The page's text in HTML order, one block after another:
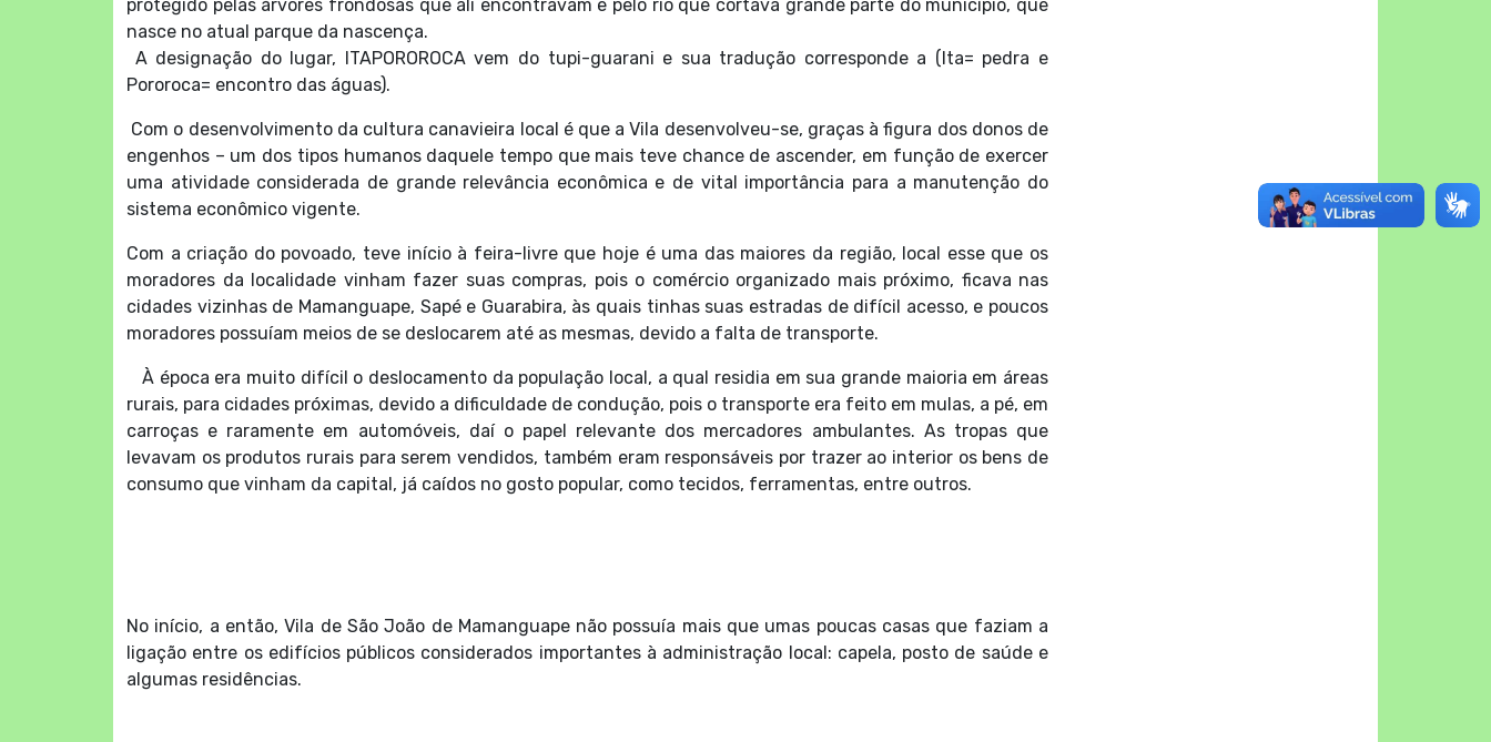
protegido pelas árvores frondosas que ali encontravam e pelo rio que cortava grande parte do município, que
nasce no atual parque da nascença.
A designação do lugar, ITAPOROROCA vem do tupi-guarani e sua tradução corresponde a (Ita= pedra e
Pororoca= encontro das águas).
Com o desenvolvimento da cultura canavieira local é que a Vila desenvolveu-se, graças à figura dos donos de
engenhos – um dos tipos humanos daquele tempo que mais teve chance de ascender, em função de exercer
uma atividade considerada de grande relevância econômica e de vital importância para a manutenção do
sistema econômico vigente.
Com a criação do povoado, teve início à feira-livre que hoje é uma das maiores da região, local esse que os
moradores da localidade vinham fazer suas compras, pois o comércio organizado mais próximo, ficava nas
cidades vizinhas de Mamanguape, Sapé e Guarabira, às quais tinhas suas estradas de difícil acesso, e poucos
moradores possuíam meios de se deslocarem até as mesmas, devido a falta de transporte.
À época era muito difícil o deslocamento da população local, a qual residia em sua grande maioria em áreas
rurais, para cidades próximas, devido a dificuldade de condução, pois o transporte era feito em mulas, a pé, em
carroças e raramente em automóveis, daí o papel relevante dos mercadores ambulantes. As tropas que
levavam os produtos rurais para serem vendidos, também eram responsáveis por trazer ao interior os bens de
consumo que vinham da capital, já caídos no gosto popular, como tecidos, ferramentas, entre outros.
No início, a então, Vila de São João de Mamanguape não possuía mais que umas poucas casas que faziam a
ligação entre os edifícios públicos considerados importantes à administração local: capela, posto de saúde e
algumas residências.